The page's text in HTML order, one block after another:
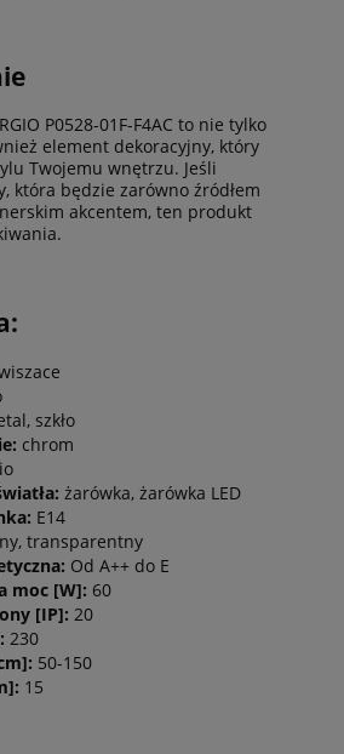
P0528-01F-F4AC to nie tylko
element dekoracyjny, który
Twojemu wnętrzu. Jeśli
która będzie zarówno źródłem
akcentem, ten produkt
szkło
chrom
żarówka, żarówka LED
E14
transparentny
Od A++ do E
moc [W]: 60
[IP]: 20
230
50-150
15